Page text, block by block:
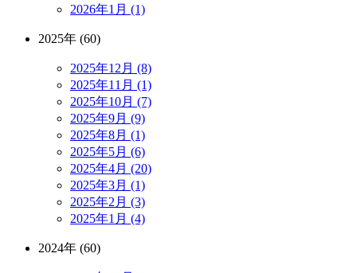
2026年1月 (1)
2025年 (60)
2025年12月 (8)
2025年11月 (1)
2025年10月 (7)
2025年9月 (9)
2025年8月 (1)
2025年5月 (6)
2025年4月 (20)
2025年3月 (1)
2025年2月 (3)
2025年1月 (4)
2024年 (60)